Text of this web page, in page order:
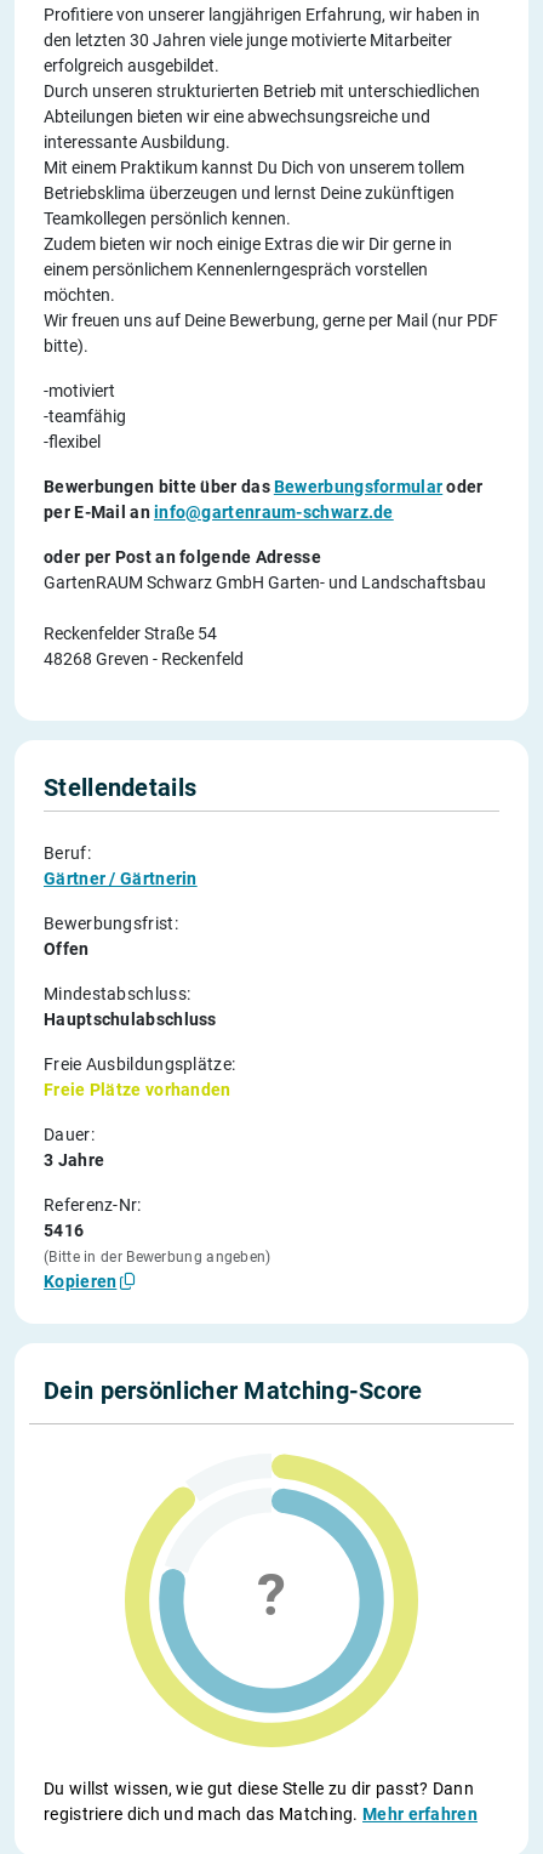
Profitiere von unserer langjährigen Erfahrung, wir haben in
den letzten 30 Jahren viele junge motivierte Mitarbeiter
erfolgreich ausgebildet.
Durch unseren strukturierten Betrieb mit unterschiedlichen
Abteilungen bieten wir eine abwechsungsreiche und
interessante Ausbildung.
Mit einem Praktikum kannst Du Dich von unserem tollem
Betriebsklima überzeugen und lernst Deine zukünftigen
Teamkollegen persönlich kennen.
Zudem bieten wir noch einige Extras die wir Dir gerne in
einem persönlichem Kennenlerngespräch vorstellen
möchten.
Wir freuen uns auf Deine Bewerbung, gerne per Mail (nur PDF
bitte).
-motiviert
-teamfähig
-flexibel
Bewerbungen bitte über dasBewerbungsformular oder
per E-Mail aninfo@gartenraum-schwarz.de
oder per Post an folgende Adresse
GartenRAUM Schwarz GmbH Garten- und Landschaftsbau
Reckenfelder Straße 54
48268 Greven - Reckenfeld
Stellendetails
Beruf:
Gärtner / Gärtnerin
Bewerbungsfrist:
Offen
Mindestabschluss:
Hauptschulabschluss
Freie Ausbildungsplätze:
Freie Plätze vorhanden
Dauer:
3 Jahre
Referenz-Nr:
5416
(Bitte in der Bewerbung angeben)
Kopieren
Dein persönlicher Matching-Score
Du willst wissen, wie gut diese Stelle zu dir passt? Dann
registriere dich und mach das Matching.Mehr erfahren